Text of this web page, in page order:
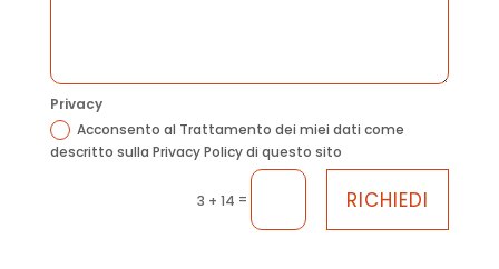
Privacy
Acconsento al Trattamento dei miei dati come
descritto sulla Privacy Policy di questo sito
3 + 14 = RICHIEDI